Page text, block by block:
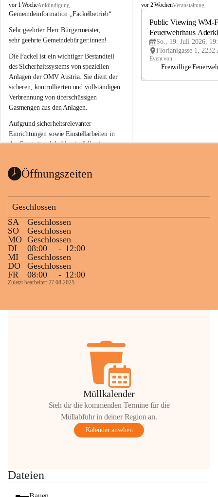
A
d
r
k
a
a
vor 1 WocheAnkündigung
Gemeindeinformation „Fackelbetrieb“
Sehr geehrter Herr Bürgermeister,
sehr geehrte Gemeindebürger:innen!
Die Fackel ist ein wichtiger Bestandteil
des Sicherheitssystems von speziellen
Anlagen der OMV Austria. Sie dient der
sicheren, kontrollierten und vollständigen
Verbrennung von überschüssigen
Gasmengen aus den Anlagen.
Aufgrund sicherheitsrelevanter
Einrichtungen sowie Einstellarbeiten in
der Gasstation Aderklaa ist fallweise
kommenden Tagen und Wochen wird
sein.
Die OMV Austria ist bemüht, für die
Bevölkerung ungewohnte, jedoch
technisch notwendige Betriebszustände so
kurz wie möglich zu halten.
Wir bitten daher die umliegende
Bevölkerung um Verständnis.
anrainer-service@omv.com
Bei Fragen, Anliegen oder Beschwerden.
Die OMV wird im Zuge von
A
vor 2 WochenVeranstaltung
Public Viewing WM-
Feuerwehrhaus
So., 19. Juli 2026,
Event von
Freiwillige
Öffnungszeiten
Geschlossen
SA
Geschlossen
SO
Geschlossen
MO Geschlossen
DI
08:00 - 12:00
MI
Geschlossen
DO
Geschlossen
FR
08:00 - 12:00
Zuletzt bearbeitet: 27.08.2025
Müllkalender
Sieh dir die kommenden Termine für die
Müllabfuhr in deiner Region an.
Kalender ansehen
Dateien